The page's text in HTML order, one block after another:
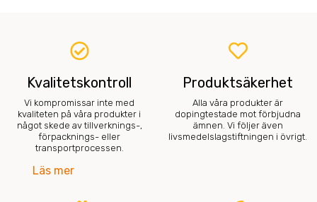
Kvalitetskontroll
Vi kompromissar inte med
kvaliteten på våra produkter i
något skede av tillverknings-,
förpacknings- eller
transportprocessen.
Läs mer
Produktsäkerhet
Alla våra produkter är
dopingtestade mot förbjudna
ämnen. Vi följer även
livsmedelslagstiftningen i övrigt.